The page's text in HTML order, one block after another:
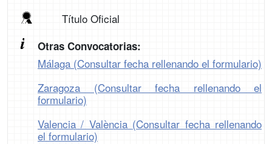
Título Oficial
Otras Convocatorias:
Málaga (Consultar fecha rellenando el formulario)
Zaragoza (Consultar fecha rellenando el
formulario)
Valencia / València (Consultar fecha rellenando
el formulario)